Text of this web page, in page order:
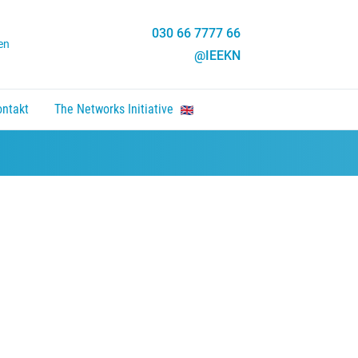
030 66 7777 66
@IEEKN
The Networks Initiative